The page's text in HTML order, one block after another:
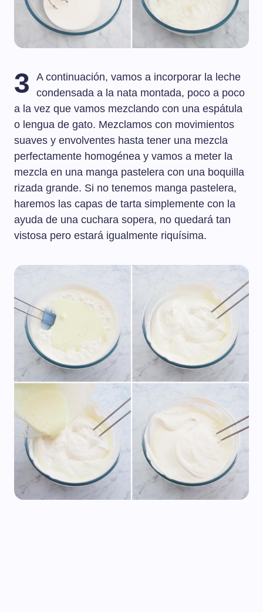
3
A continuación, vamos a incorporar la leche
condensada a la nata montada, poco a poco
a la vez que vamos mezclando con una espátula
o lengua de gato. Mezclamos con movimientos
suaves y envolventes hasta tener una mezcla
perfectamente homogénea y vamos a meter la
mezcla en una manga pastelera con una boquilla
rizada grande. Si no tenemos manga pastelera,
haremos las capas de tarta simplemente con la
ayuda de una cuchara sopera, no quedará tan
vistosa pero estará igualmente riquísima.